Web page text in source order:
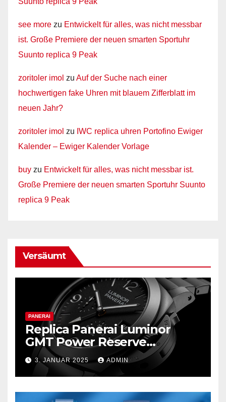
see more zu Entwickelt für alles, was nicht messbar
ist. Große Premiere der neuen smarten Sportuhr
Suunto replica 9 Peak
zoritoler imol zu Auf der Suche nach einer
hochwertigen fake Uhren mit blauem Zifferblatt im
neuen Jahr?
zoritoler imol zu IWC replica uhren Portofino Ewiger
Kalender – Ewiger Kalender Vorlage
buy zu Entwickelt für alles, was nicht messbar ist.
Große Premiere der neuen smarten Sportuhr Suunto
replica 9 Peak
Versäumt
PANERAI
Replica Panerai Luminor
GMT Power Reserve
Ceramica und mehr
3. JANUAR 2025 ADMIN